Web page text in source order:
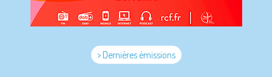
> Dernières émissions